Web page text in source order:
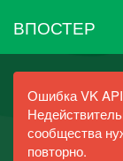
ВПОСТЕР
Ошибка VK
сообщества
повторно.